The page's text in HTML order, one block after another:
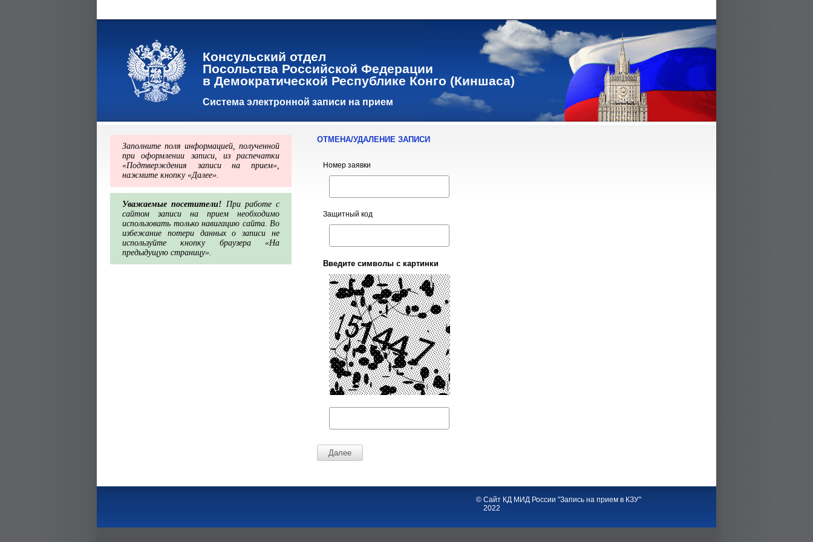
Консульский отдел
Посольства Российской Федерации
в Демократической Республике Конго (Киншаса)
Система электронной записи на прием
Заполните поля информацией, полученной
при оформлении записи, из распечатки
«Подтверждения записи на прием»,
нажмите кнопку «Далее».
Уважаемые посетители! При работе с
сайтом записи на прием необходимо
использовать только навигацию сайта. Во
избежание потери данных о записи не
используйте кнопку браузера «На
предыдущую страницу».
ОТМЕНА/УДАЛЕНИЕ ЗАПИСИ
Номер заявки
Защитный код
Введите символы с картинки
© Сайт КД МИД России "Запись на прием в КЗУ"
2022